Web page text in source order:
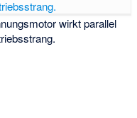
wirkt parallel